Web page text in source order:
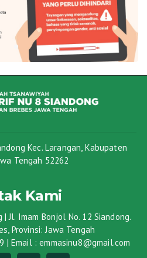
Kec. Larangan, Kabupaten
Tengah 52262
Kami
Jl. Imam Bonjol No. 12 Siandong.
Provinsi: Jawa Tengah
| Email : emmasinu8@gmail.com